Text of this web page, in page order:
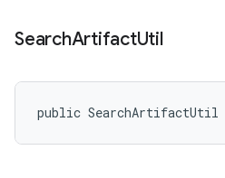
SearchArtifactUtil
public